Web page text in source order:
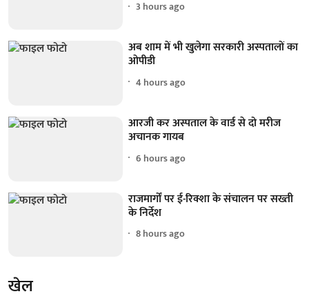
3 hours ago
अब शाम में भी खुलेगा सरकारी अस्पतालों का
ओपीडी
4 hours ago
आरजी कर अस्पताल के वार्ड से दो मरीज
अचानक गायब
6 hours ago
राजमार्गों पर ई-रिक्शा के संचालन पर सख्ती
के निर्देश
8 hours ago
खेल